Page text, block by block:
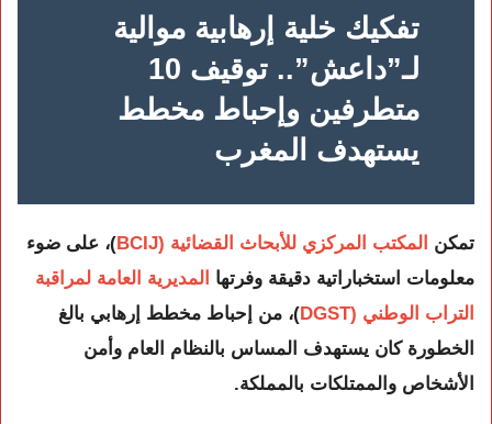
تفكيك خلية إرهابية موالية
لـ”داعش”.. توقيف 10
متطرفين وإحباط مخطط
يستهدف المغرب
تمكن المكتب المركزي للأبحاث القضائية (BCIJ )، على ضوء
معلومات استخباراتية دقيقة وفرتها المديرية العامة لمراقبة
التراب الوطني (DGST
)، من إحباط مخطط إرهابي بالغ
الخطورة كان يستهدف المساس بالنظام العام وأمن
الأشخاص والممتلكات بالمملكة.